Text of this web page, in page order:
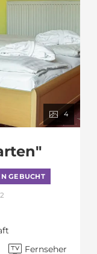
4
GEBUCHT
2
Fernseher